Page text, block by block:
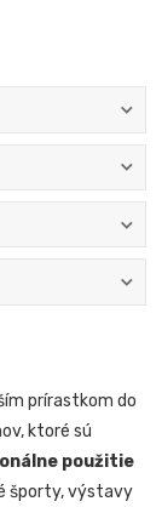
prírastkom do
ktoré sú
použitie
športy, výstavy